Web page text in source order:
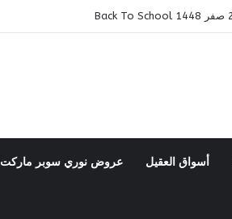
أسواق العقيل عروض نوري سوبر ماركت